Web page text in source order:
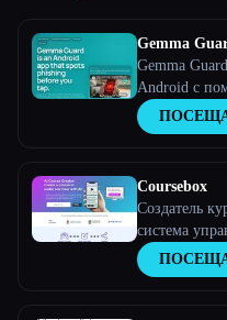
Gemma
Gemma
Android с
Coursebox
Создатель
система